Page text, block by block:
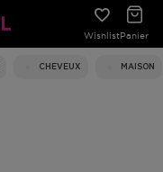
WishlistPanier
CHEVEUX MAISON